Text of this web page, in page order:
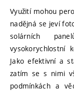
Využití mohou
nadějná se jeví
solárních
vysokorychlostní
Jako efektivní a
zatím se s nimi
podmínkách a